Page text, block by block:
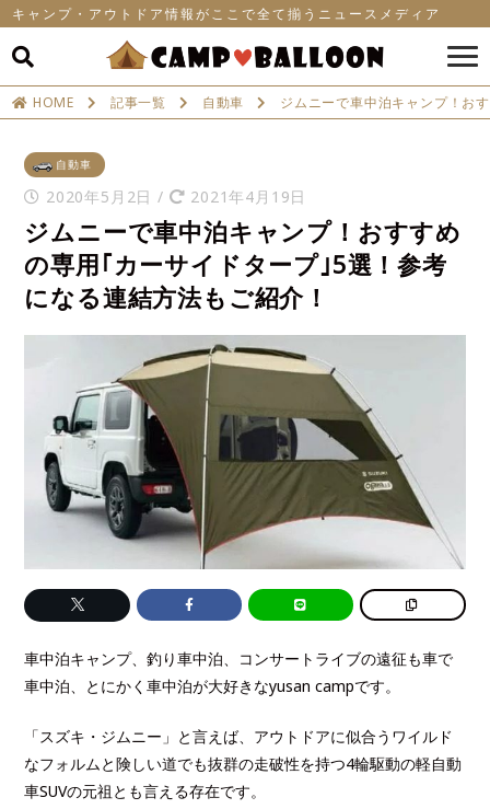
キャンプ・アウトドア情報がここで全て揃うニュースメディア
HOME 記事一覧 自動車 ジムニーで車中泊キャンプ！お
自動車
2020年5月2日 / 2021年4月19日
ジムニーで車中泊キャンプ！おすすめ
の専用｢カーサイドタープ｣5選！参考
になる連結方法もご紹介！
車中泊キャンプ、釣り車中泊、コンサートライブの遠征も車で
車中泊、とにかく車中泊が大好きなyusan campです。
「スズキ・ジムニー」と言えば、アウトドアに似合うワイルド
なフォルムと険しい道でも抜群の走破性を持つ4輪駆動の軽自動
車SUVの元祖とも言える存在です。